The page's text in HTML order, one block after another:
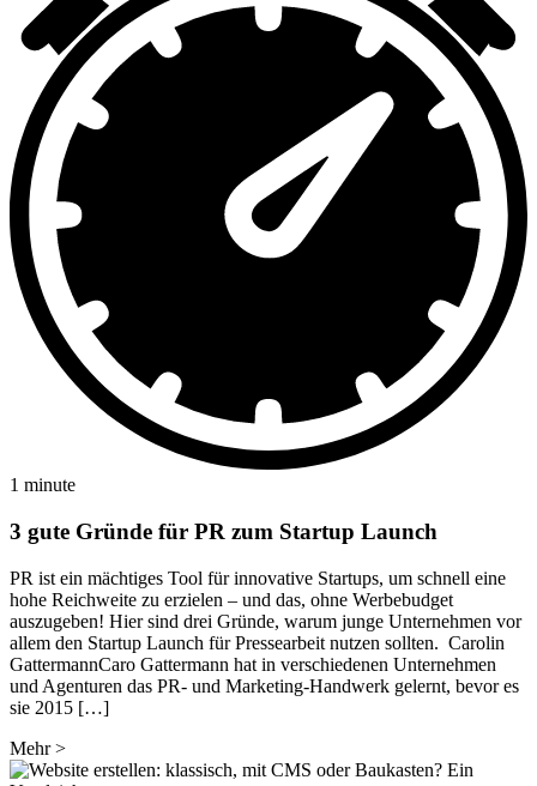
1 minute
3 gute Gründe für PR zum Startup Launch
PR ist ein mächtiges Tool für innovative Startups, um schnell eine
hohe Reichweite zu erzielen – und das, ohne Werbebudget
auszugeben! Hier sind drei Gründe, warum junge Unternehmen vor
allem den Startup Launch für Pressearbeit nutzen sollten. Carolin
GattermannCaro Gattermann hat in verschiedenen Unternehmen
und Agenturen das PR- und Marketing-Handwerk gelernt, bevor es
sie 2015 […]
Mehr>